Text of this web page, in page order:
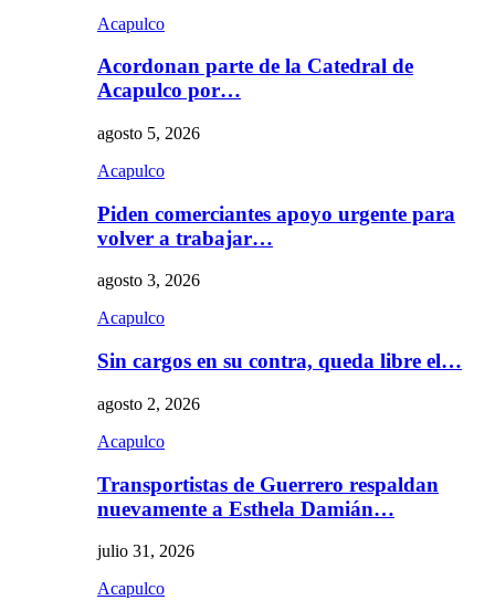
Acapulco
Acordonan parte de la Catedral de
Acapulco por…
agosto 5, 2026
Acapulco
Piden comerciantes apoyo urgente para
volver a trabajar…
agosto 3, 2026
Acapulco
Sin cargos en su contra, queda libre el…
agosto 2, 2026
Acapulco
Transportistas de Guerrero respaldan
nuevamente a Esthela Damián…
julio 31, 2026
Acapulco